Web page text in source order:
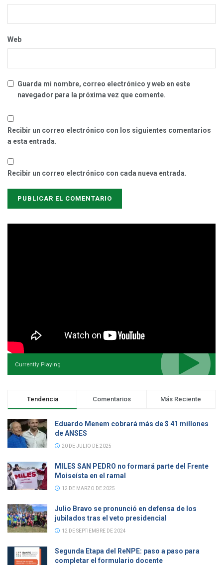
Web
Guarda mi nombre, correo electrónico y web en este
navegador para la próxima vez que comente.
Recibir un correo electrónico con los siguientes comentarios
a esta entrada.
Recibir un correo electrónico con cada nueva entrada.
Currently Playing
Tendencia Comentarios Más Reciente
Eduardo Menem cobrará más de $ 41 millones
de ANSES
20 DE JULIO DE 2025
MILES SAN PEDRO no formará parte del Frente
Moiseísta en el ramal
12 DE MARZO DE 2025
Julio Bravo se pronunció en defensa de los
jubilados tras el veto presidencial
12 DE SEPTIEMBRE DE 2024
Segunda Etapa del ReNPE: paso a paso para
completar el formulario docente